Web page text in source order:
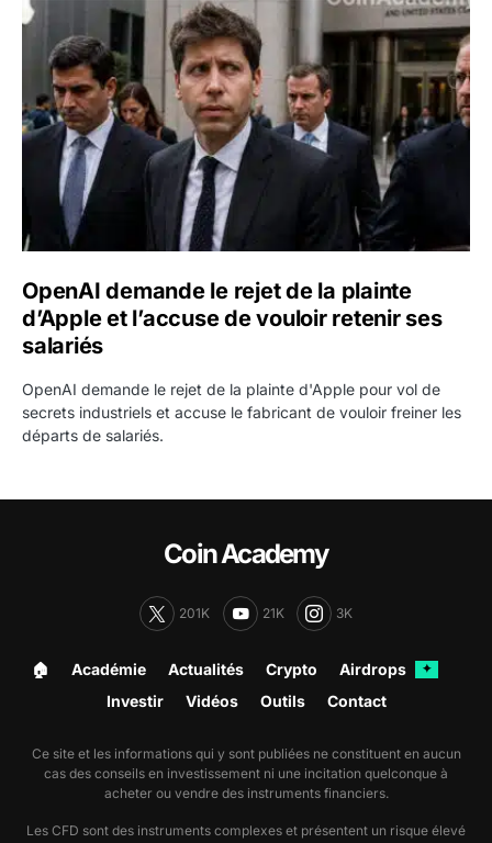
OpenAI demande le rejet de la plainte d’Apple et
OpenAI demande le rejet de la plainte
d’Apple et l’accuse de vouloir retenir ses
salariés
OpenAI demande le rejet de la plainte d'Apple pour vol de
secrets industriels et accuse le fabricant de vouloir freiner les
départs de salariés.
Coin Academy
201K 21K 3K
🏠︎ Académie Actualités Crypto Airdrops ✦
Investir Vidéos Outils Contact
Ce site et les informations qui y sont publiées ne constituent en aucun
cas des conseils en investissement ni une incitation quelconque à
acheter ou vendre des instruments financiers.
Les CFD sont des instruments complexes et présentent un risque élevé